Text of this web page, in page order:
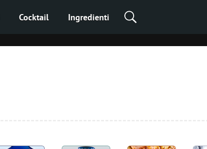
Cocktail Ingredienti